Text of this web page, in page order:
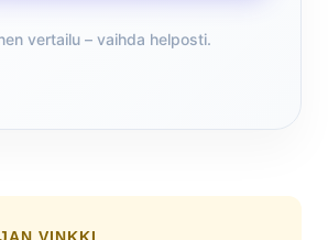
vertailu – vaihda helposti.